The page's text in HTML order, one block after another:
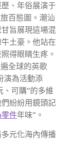
、年俗展演于
百態圖。潮汕
旨展現這場混
土豪。他站在
得眼睛生疼。
全球的英歌
演為活動添
可購”的多維
紛紛用鏡頭記
零件年味”。
元化海內傳播